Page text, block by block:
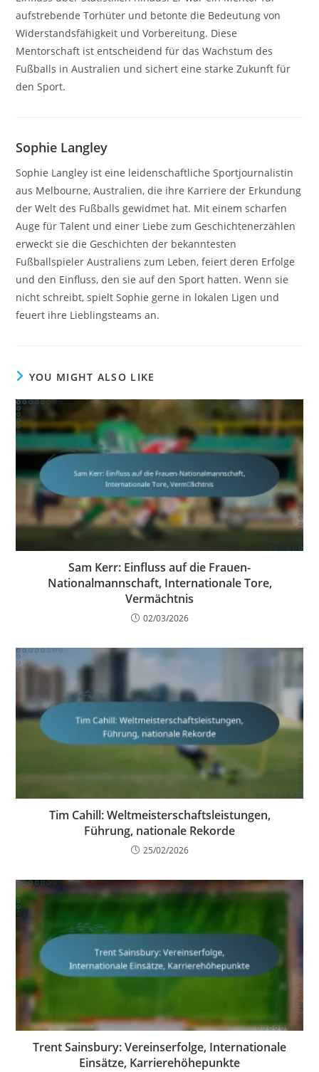
aufstrebende Torhüter und betonte die Bedeutung von
Widerstandsfähigkeit und Vorbereitung. Diese
Mentorschaft ist entscheidend für das Wachstum des
Fußballs in Australien und sichert eine starke Zukunft für
den Sport.
Sophie Langley
Sophie Langley ist eine leidenschaftliche Sportjournalistin
aus Melbourne, Australien, die ihre Karriere der Erkundung
der Welt des Fußballs gewidmet hat. Mit einem scharfen
Auge für Talent und einer Liebe zum Geschichtenerzählen
erweckt sie die Geschichten der bekanntesten
Fußballspieler Australiens zum Leben, feiert deren Erfolge
und den Einfluss, den sie auf den Sport hatten. Wenn sie
nicht schreibt, spielt Sophie gerne in lokalen Ligen und
feuert ihre Lieblingsteams an.
YOU MIGHT ALSO LIKE
Sam Kerr: Einfluss auf die Frauen-
Nationalmannschaft, Internationale Tore,
Vermächtnis
02/03/2026
Tim Cahill: Weltmeisterschaftsleistungen,
Führung, nationale Rekorde
25/02/2026
Trent Sainsbury: Vereinserfolge, Internationale
Einsätze, Karrierehöhepunkte